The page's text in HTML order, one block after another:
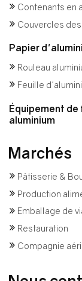
Contenants en
Couvercles
Papier
Rouleau
Feuille
Équipement
aluminium
Marchés
Pâtisserie &
Production
Emballage de
Restauration
Compagnie